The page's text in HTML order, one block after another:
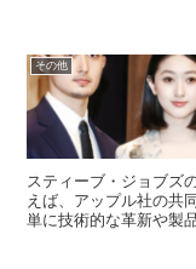
その他
スティーブ・ジョブズ
えば、アップル社の共
単に技術的な革新や製